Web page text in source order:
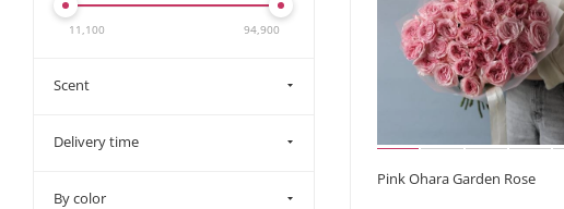
Pink Ohara Garden Rose
11,100 94,900
Scent
Delivery time
By color